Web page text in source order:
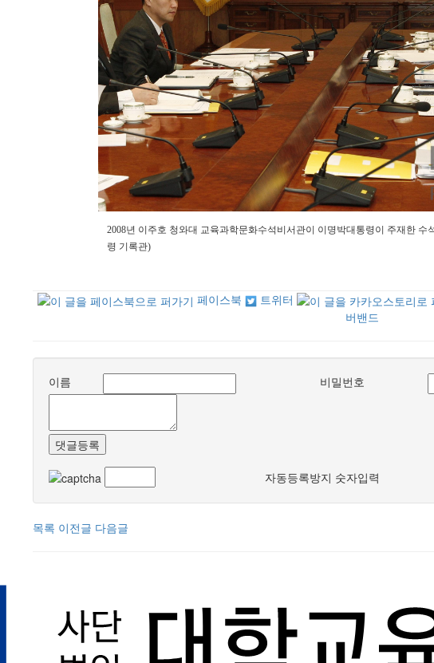
2008년 이주호 청와대 교육과학문화수석비서관이 이명박대통령이 주재한 수
령 기록관)
페이스북 트위터
버밴드
이름 비밀번호
댓글등록
자동등록방지 숫자입력
목록 이전글 다음글